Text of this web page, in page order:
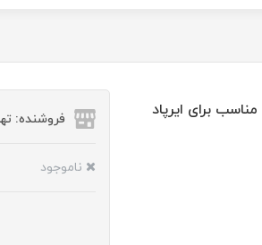
کاور کیس ایرپاد کی-دوو مدل LuxCraft Plus مناسب برای ایرپاد
فروشنده:
ناموجود